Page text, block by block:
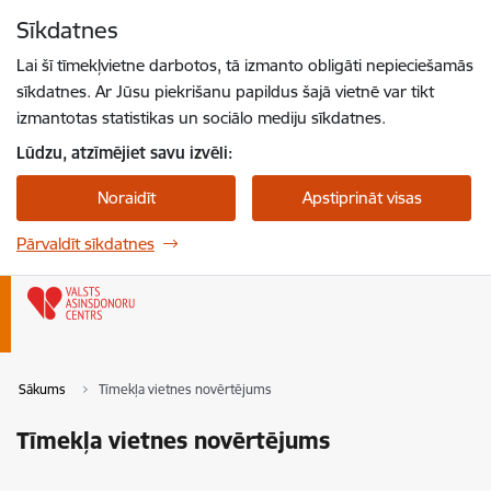
Sīkdatnes
Lai šī tīmekļvietne darbotos, tā izmanto obligāti nepieciešamās
sīkdatnes. Ar Jūsu piekrišanu papildus šajā vietnē var tikt
izmantotas statistikas un sociālo mediju sīkdatnes.
Lūdzu, atzīmējiet savu izvēli:
Noraidīt Apstiprināt visas
Pārvaldīt sīkdatnes
Sākums Tīmekļa vietnes novērtējums
Tīmekļa vietnes novērtējums